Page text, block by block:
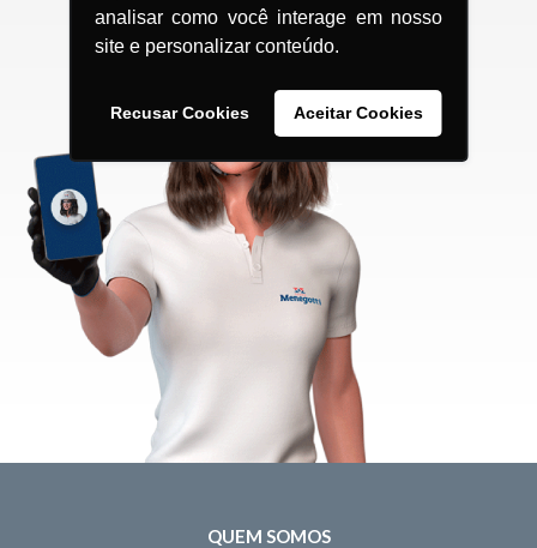
analisar como você interage em nosso
site e personalizar conteúdo.
Recusar Cookies Aceitar Cookies
QUEM SOMOS